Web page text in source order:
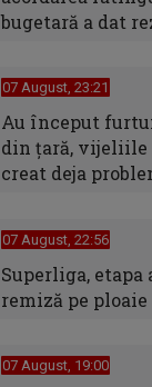
bugetară a dat
07 August, 23:21
Au început
din țară,
creat deja
07 August, 22:56
Superliga, etapa
remiză pe
07 August, 19:00